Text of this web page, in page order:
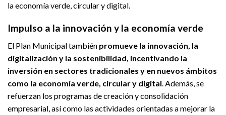
la economía verde, circular y digital.
Impulso a la innovación y la economía verde
El Plan Municipal también promueve la innovación, la
digitalización y la sostenibilidad, incentivando la
inversión en sectores tradicionales y en nuevos ámbitos
como la economía verde, circular y digital . Además, se
refuerzan los programas de creación y consolidación
empresarial, así como las actividades orientadas a mejorar la